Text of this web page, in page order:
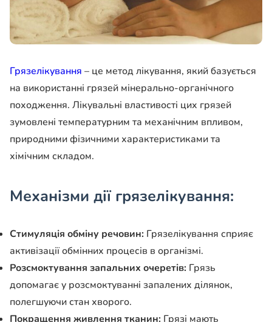
Грязелікування – це метод лікування, який базується
на використанні грязей мінерально-органічного
походження. Лікувальні властивості цих грязей
зумовлені температурним та механічним впливом,
природними фізичними характеристиками та
хімічним складом.
Механізми дії грязелікування:
Стимуляція обміну речовин: Грязелікування сприяє
активізації обмінних процесів в організмі.
Розсмоктування запальних очеретів: Грязь
допомагає у розсмоктуванні запалених ділянок,
полегшуючи стан хворого.
Покращення живлення тканин: Грязі мають